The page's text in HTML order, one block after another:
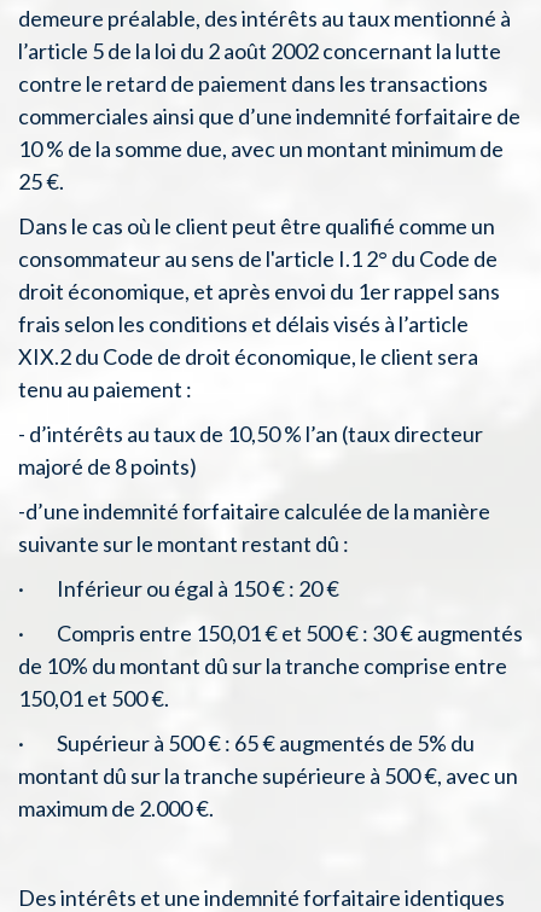
demeure préalable, des intérêts au taux mentionné à
l’article 5 de la loi du 2 août 2002 concernant la lutte
contre le retard de paiement dans les transactions
commerciales ainsi que d’une indemnité forfaitaire de
10 % de la somme due, avec un montant minimum de
25 €.
Dans le cas où le client peut être qualifié comme un
consommateur au sens de l'article I.1 2° du Code de
droit économique, et après envoi du 1er rappel sans
frais selon les conditions et délais visés à l’article
XIX.2 du Code de droit économique, le client sera
tenu au paiement :
- d’intérêts au taux de 10,50 % l’an (taux directeur
majoré de 8 points)
-d’une indemnité forfaitaire calculée de la manière
suivante sur le montant restant dû :
· Inférieur ou égal à 150 € : 20 €
· Compris entre 150,01 € et 500 € : 30 € augmentés
de 10% du montant dû sur la tranche comprise entre
150,01 et 500 €.
· Supérieur à 500 € : 65 € augmentés de 5% du
montant dû sur la tranche supérieure à 500 €, avec un
maximum de 2.000 €.
Des intérêts et une indemnité forfaitaire identiques